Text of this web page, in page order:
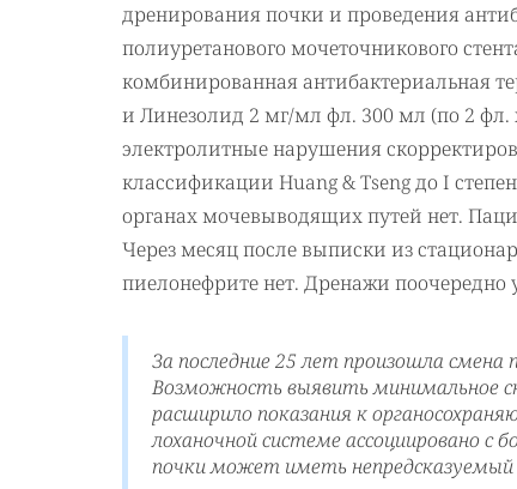
дренирования почки и проведения
полиуретанового мочеточникового
комбинированная антибактериальная
и Линезолид 2 мг/мл фл. 300 мл (по 2 фл.
электролитные нарушения
классификации Huang & Tseng до I
органах мочевыводящих путей нет.
Через месяц после выписки из
пиелонефрите нет. Дренажи поочередно
За последние 25 лет произошла
Возможность выявить минимальное
расширило показания к
лоханочной системе ассоциировано с
почки может иметь непредсказуемый